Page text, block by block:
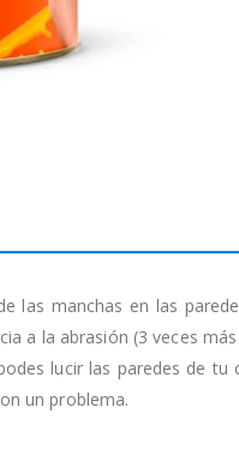
las manchas en las
a la abrasión (3 veces
lucir las paredes de tu
un problema.